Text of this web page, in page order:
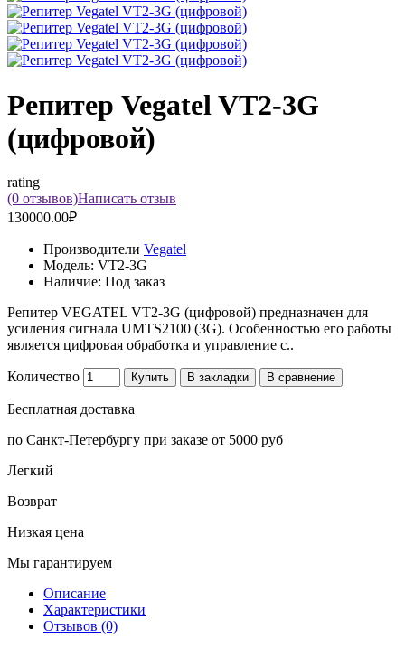
Репитер Vegatel VT2-3G
(цифровой)
rating
(0 отзывов)Написать отзыв
130000.00₽
Производители Vegatel
Модель: VT2-3G
Наличие: Под заказ
Репитер VEGATEL VT2-3G (цифровой) предназначен для
усиления сигнала UMTS2100 (3G). Особенностью его работы
является цифровая обработка и управление с..
Количество Купить В закладки В сравнение
Бесплатная доставка
по Санкт-Петербургу при заказе от 5000 руб
Легкий
Возврат
Низкая цена
Мы гарантируем
Описание
Характеристики
Отзывов (0)